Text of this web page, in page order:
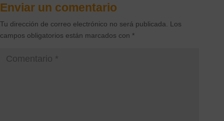
Enviar un comentario
Tu dirección de correo electrónico no será publicada.
Los
campos obligatorios están marcados con *